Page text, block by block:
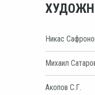
Никас
Михаил
Акопов С.Г.